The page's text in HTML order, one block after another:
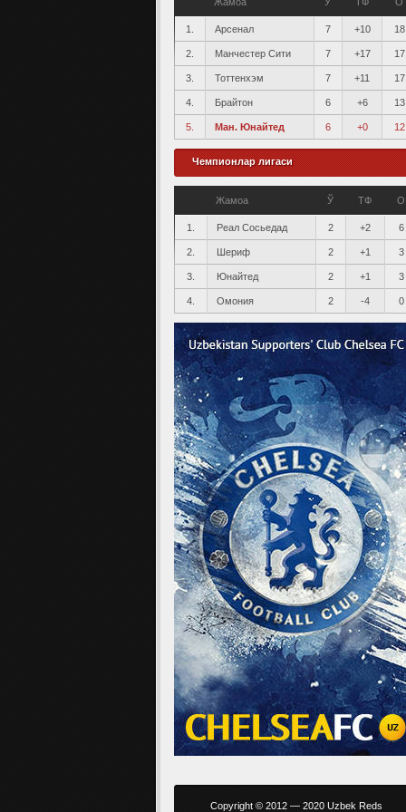
1. Арсенал 7 +10 18
2. Манчестер Сити 7 +17 17
3. Тоттенхэм 7 +11 17
4. Брайтон 6 +6 13
5. Ман. Юнайтед 6 +0 12
Чемпионлар лигаси
Жамоа Ў ТФ О
1. Реал Сосьедад 2 +2 6
2. Шериф 2 +1 3
3. Юнайтед 2 +1 3
4. Омония 2 -4 0
Copyright © 2012 — 2020 Uzbek Reds